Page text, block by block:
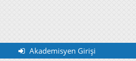
Akademisyen Girişi